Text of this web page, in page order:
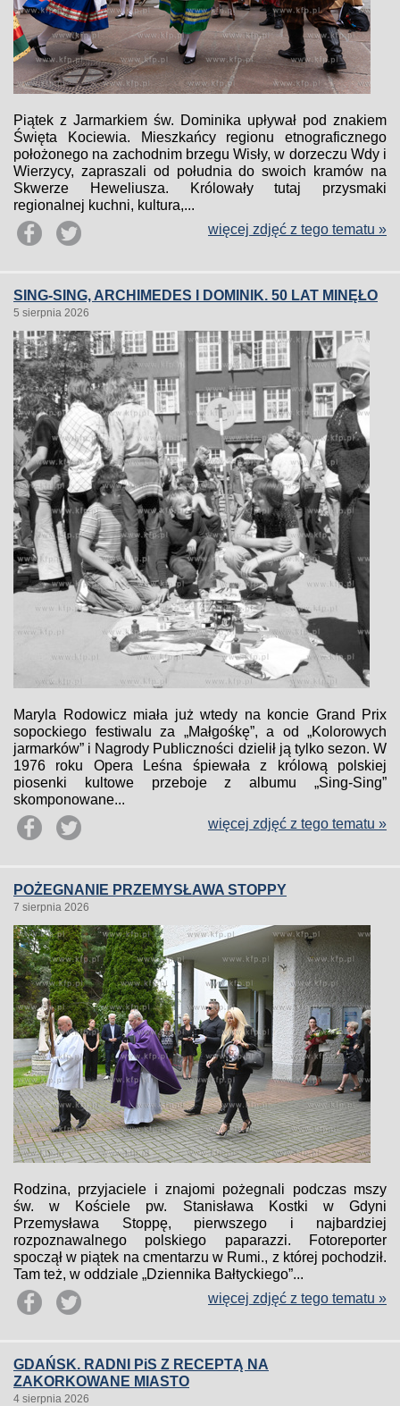
Piątek z Jarmarkiem św. Dominika upływał pod znakiem
Święta Kociewia. Mieszkańcy regionu etnograficznego
położonego na zachodnim brzegu Wisły, w dorzeczu Wdy i
Wierzycy, zapraszali od południa do swoich kramów na
Skwerze Heweliusza. Królowały tutaj przysmaki
regionalnej kuchni, kultura,...
więcej zdjęć z tego tematu »
SING-SING, ARCHIMEDES I DOMINIK. 50 LAT MINĘŁO
5 sierpnia 2026
Maryla Rodowicz miała już wtedy na koncie Grand Prix
sopockiego festiwalu za „Małgośkę”, a od „Kolorowych
jarmarków” i Nagrody Publiczności dzielił ją tylko sezon. W
1976 roku Opera Leśna śpiewała z królową polskiej
piosenki kultowe przeboje z albumu „Sing-Sing”
skomponowane...
więcej zdjęć z tego tematu »
POŻEGNANIE PRZEMYSŁAWA STOPPY
7 sierpnia 2026
Rodzina, przyjaciele i znajomi pożegnali podczas mszy
św. w Kościele pw. Stanisława Kostki w Gdyni
Przemysława Stoppę, pierwszego i najbardziej
rozpoznawalnego polskiego paparazzi. Fotoreporter
spoczął w piątek na cmentarzu w Rumi., z której pochodził.
Tam też, w oddziale „Dziennika Bałtyckiego”...
więcej zdjęć z tego tematu »
GDAŃSK. RADNI PiS Z RECEPTĄ NA
ZAKORKOWANE MIASTO
4 sierpnia 2026